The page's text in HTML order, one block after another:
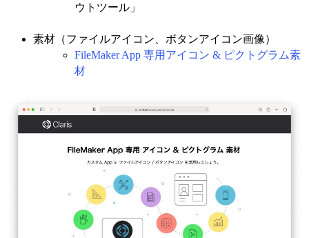
ウトツール」
素材（ファイルアイコン、ボタンアイコン画像）
FileMaker App 専用アイコン & ピクトグラム素
材